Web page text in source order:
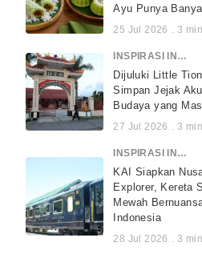
Ayu Punya
25 Jul 2026 . 3 min
INSPIRASI INDONESIA
Dijuluki Little
Simpan Jejak
Budaya yang
27 Jul 2026 . 3 min
INSPIRASI INDONESIA
KAI Siapkan
Explorer, Kereta
Mewah
Indonesia
28 Jul 2026 . 3 min